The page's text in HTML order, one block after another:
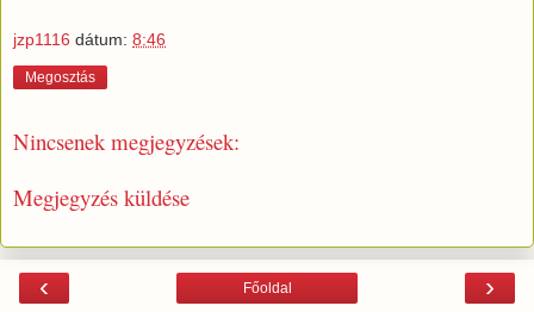
jzp1116 dátum: 8:46
Megosztás
Nincsenek megjegyzések:
Megjegyzés küldése
‹ ›
Főoldal